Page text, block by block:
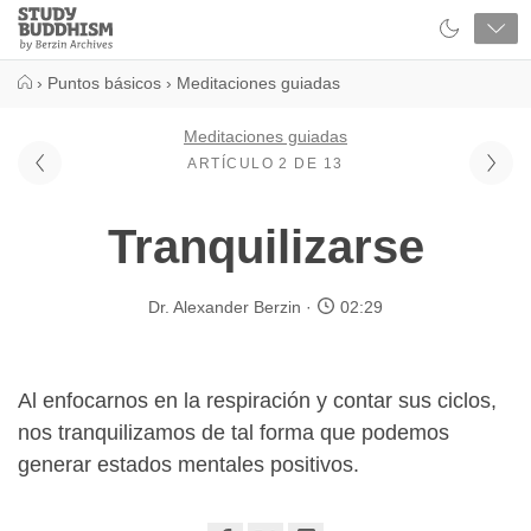
Close
Study
Buddhism
› Puntos básicos › Meditaciones guiadas
Meditaciones guiadas
ARTÍCULO 2 DE 13
Tranquilizarse
Dr. Alexander Berzin 02:29
Al enfocarnos en la respiración y contar sus ciclos,
nos tranquilizamos de tal forma que podemos
generar estados mentales positivos.